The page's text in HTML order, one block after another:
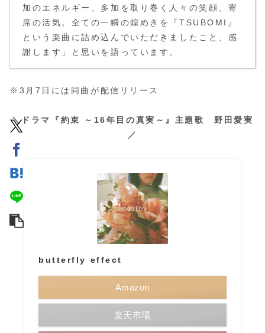
加のエネルギー、多加を取り巻く人々の笑顔、寄
席の活気。全ての一瞬の煌めきを『TSUBOMI』
という楽曲に詰め込んでいただきましたこと、感
謝します」と思いを語っています。
※3月7日には同曲が配信リリース
＼ドラマ『約束 ～16年目の真実～』主題歌
野田愛実
／
butterfly effect
Amazon
楽天市場